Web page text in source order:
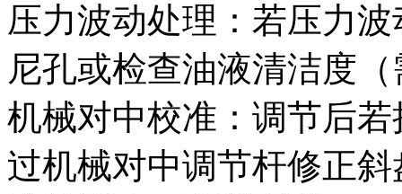
压力波动处理‌：若压力
尼孔或检查油液清洁度
机械对中校准‌：调节后
过机械对中调节杆修正